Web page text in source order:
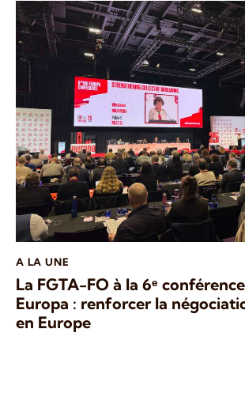
A LA UNE
La FGTA-FO à la 6ᵉ
Europa : renforcer la
en Europe